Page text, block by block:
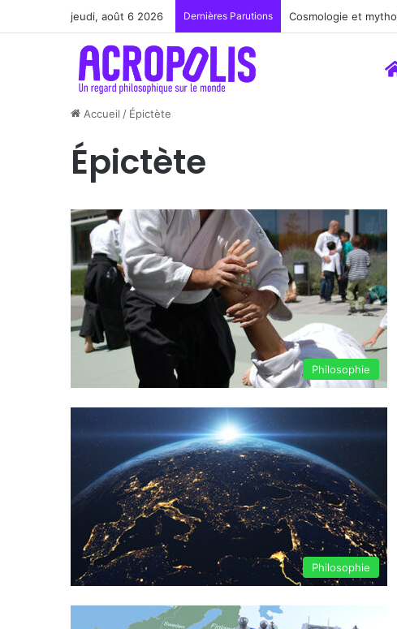
jeudi, août 6 2026 Dernières Parutions Renoir : la peinture
Accueil / Épictète
Épictète
Philosophie
Philosophie